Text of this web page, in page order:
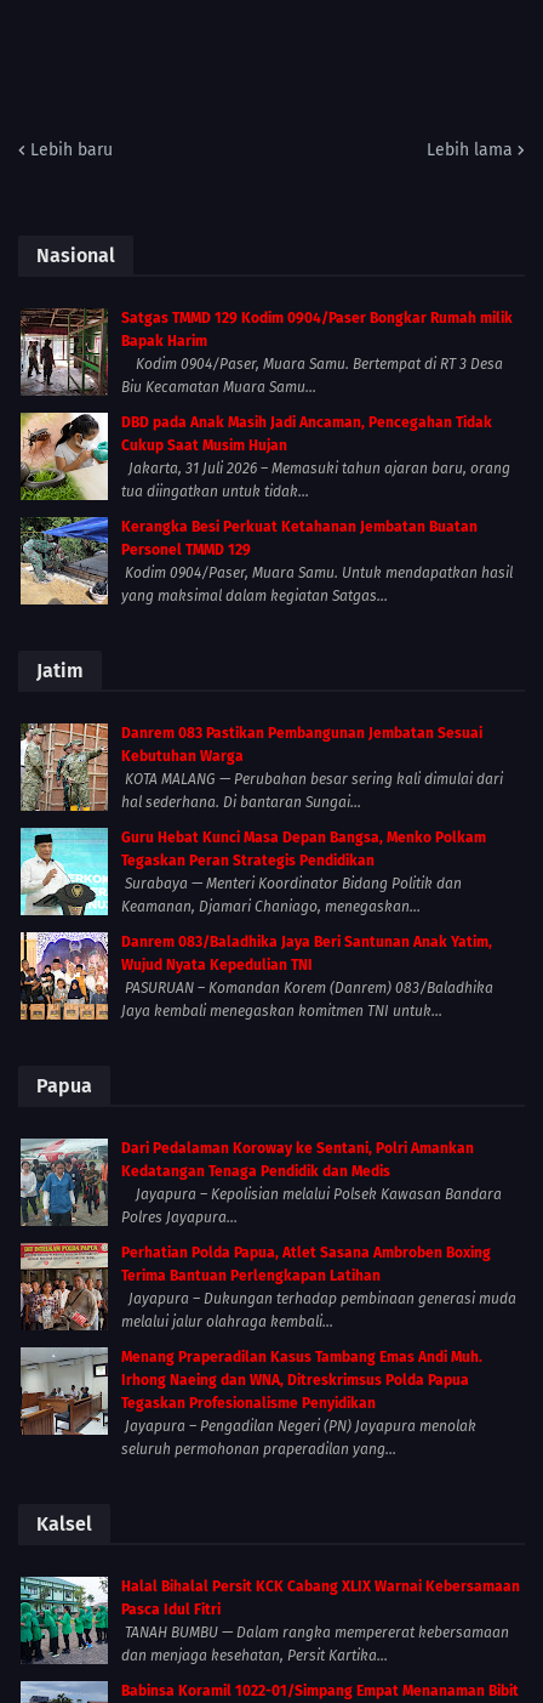
Lebih baru Lebih lama
Nasional
Satgas TMMD 129 Kodim 0904/Paser Bongkar Rumah milik
Bapak Harim
Kodim 0904/Paser, Muara Samu. Bertempat di RT 3 Desa
Biu Kecamatan Muara Samu...
DBD pada Anak Masih Jadi Ancaman, Pencegahan Tidak
Cukup Saat Musim Hujan
Jakarta, 31 Juli 2026 – Memasuki tahun ajaran baru, orang
tua diingatkan untuk tidak...
Kerangka Besi Perkuat Ketahanan Jembatan Buatan
Personel TMMD 129
Kodim 0904/Paser, Muara Samu. Untuk mendapatkan hasil
yang maksimal dalam kegiatan Satgas...
Jatim
Danrem 083 Pastikan Pembangunan Jembatan Sesuai
Kebutuhan Warga
KOTA MALANG — Perubahan besar sering kali dimulai dari
hal sederhana. Di bantaran Sungai...
Guru Hebat Kunci Masa Depan Bangsa, Menko Polkam
Tegaskan Peran Strategis Pendidikan
Surabaya — Menteri Koordinator Bidang Politik dan
Keamanan, Djamari Chaniago, menegaskan...
Danrem 083/Baladhika Jaya Beri Santunan Anak Yatim,
Wujud Nyata Kepedulian TNI
PASURUAN – Komandan Korem (Danrem) 083/Baladhika
Jaya kembali menegaskan komitmen TNI untuk...
Papua
Dari Pedalaman Koroway ke Sentani, Polri Amankan
Kedatangan Tenaga Pendidik dan Medis
Jayapura – Kepolisian melalui Polsek Kawasan Bandara
Polres Jayapura...
Perhatian Polda Papua, Atlet Sasana Ambroben Boxing
Terima Bantuan Perlengkapan Latihan
Jayapura – Dukungan terhadap pembinaan generasi muda
melalui jalur olahraga kembali...
Menang Praperadilan Kasus Tambang Emas Andi Muh.
Irhong Naeing dan WNA, Ditreskrimsus Polda Papua
Tegaskan Profesionalisme Penyidikan
Jayapura – Pengadilan Negeri (PN) Jayapura menolak
seluruh permohonan praperadilan yang...
Kalsel
Halal Bihalal Persit KCK Cabang XLIX Warnai Kebersamaan
Pasca Idul Fitri
TANAH BUMBU — Dalam rangka mempererat kebersamaan
dan menjaga kesehatan, Persit Kartika...
Babinsa Koramil 1022-01/Simpang Empat Menanaman Bibit